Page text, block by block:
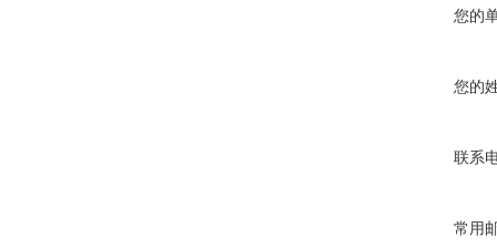
您的
您的
联系
常用